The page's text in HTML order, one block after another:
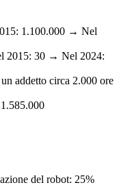
1.100.000 → Nel
2015: 30 → Nel 2024:
addetto circa 2.000 ore
del robot: 25%